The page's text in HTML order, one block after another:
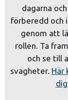
dagarna
förberedd och
genom att
rollen. Ta
och se till
svagheter. Här